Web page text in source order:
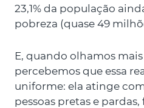
23,1% da população
pobreza (quase 49
E, quando olhamos
percebemos que essa
uniforme: ela atinge
pessoas pretas e